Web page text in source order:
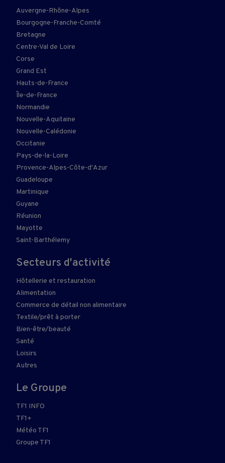
Auvergne-Rhône-Alpes
Bourgogne-Franche-Comté
Bretagne
Centre-Val de Loire
Corse
Grand Est
Hauts-de-France
Île-de-France
Normandie
Nouvelle-Aquitaine
Nouvelle-Calédonie
Occitanie
Pays-de-la-Loire
Provence-Alpes-Côte-d'Azur
Guadeloupe
Martinique
Guyane
Réunion
Mayotte
Saint-Barthélemy
Secteurs d'activité
Hôtellerie et restauration
Alimentation
Commerce de détail non alimentaire
Textile/prêt à porter
Bien-être/beauté
Santé
Loisirs
Autres
Le Groupe
TF1 INFO
TF1+
Météo TF1
Groupe TF1